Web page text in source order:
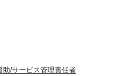
助/サービス管理責任者